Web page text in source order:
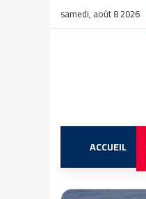
samedi, août 8 2026
ACCUEIL